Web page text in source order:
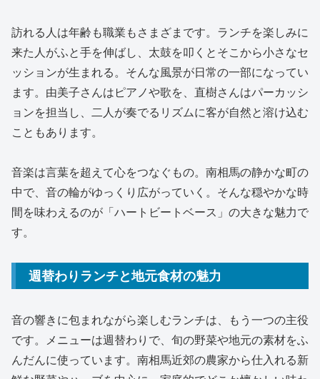
訪れる人は年齢も職業もさまざまです。ランチを楽しみに
来た人がふと手を伸ばし、太鼓を叩くとそこから小さなセ
ッションが生まれる。そんな風景が日常の一部になってい
ます。由美子さんはピアノや歌を、直樹さんはパーカッシ
ョンを担当し、二人が奏でるリズムに客が自然と溶け込む
こともあります。
音楽は言葉を超えて心をつなぐもの。南相馬の静かな町の
中で、音の輪がゆっくり広がっていく。そんな穏やかな時
間を味わえるのが「ハートビートベース」の大きな魅力で
す。
週替わりランチと地元食材の魅力
音の響きに包まれながら楽しむランチは、もう一つの主役
です。メニューは週替わりで、旬の野菜や地元の素材をふ
んだんに使っています。南相馬近郊の農家から仕入れる新